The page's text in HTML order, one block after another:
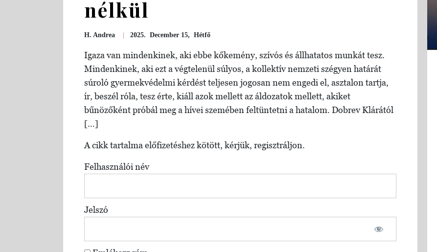
nélkül
H. Andrea |2025. December 15, Hétfő
Igaza van mindenkinek, aki ebbe kőkemény, szívós és állhatatos munkát tesz.
Mindenkinek, aki ezt a végtelenül súlyos, a kollektív nemzeti szégyen határát
súroló gyermekvédelmi kérdést teljesen jogosan nem engedi el, asztalon tartja,
ír, beszél róla, tesz érte, kiáll azok mellett az áldozatok mellett, akiket
bűnözőként próbál meg a hívei szemében feltüntetni a hatalom. Dobrev Klárától
[…]
A cikk tartalma előfizetéshez kötött, kérjük, regisztráljon.
Felhasználói név
Jelszó